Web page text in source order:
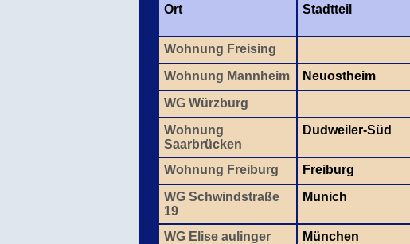
Ort Stadtteil
Wohnung Freising
Wohnung Mannheim
Neuostheim
WG Würzburg
Wohnung
Saarbrücken
Dudweiler-Süd
Wohnung Freiburg Freiburg
WG Schwindstraße
19
Munich
WG Elise aulinger München